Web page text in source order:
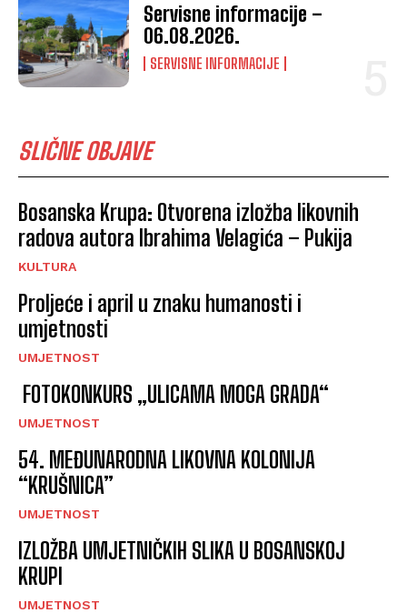
Servisne informacije –
06.08.2026.
SERVISNE INFORMACIJE
SLIČNE OBJAVE
Bosanska Krupa: Otvorena izložba likovnih
radova autora Ibrahima Velagića – Pukija
KULTURA
Proljeće i april u znaku humanosti i
umjetnosti
UMJETNOST
FOTOKONKURS „ULICAMA MOGA GRADA“
UMJETNOST
54. MEĐUNARODNA LIKOVNA KOLONIJA
“KRUŠNICA”
UMJETNOST
IZLOŽBA UMJETNIČKIH SLIKA U BOSANSKOJ
KRUPI
UMJETNOST